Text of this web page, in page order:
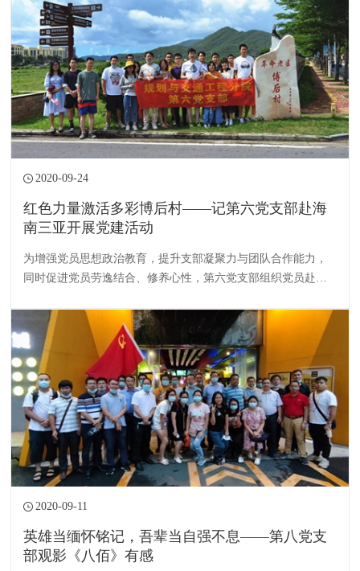
2020-09-24
红色力量激活多彩博后村——记第六党支部赴海
南三亚开展党建活动
为增强党员思想政治教育，提升支部凝聚力与团队合作能力，
同时促进党员劳逸结合、修养心性，第六党支部组织党员赴海
2020-09-11
英雄当缅怀铭记，吾辈当自强不息——第八党支
部观影《八佰》有感